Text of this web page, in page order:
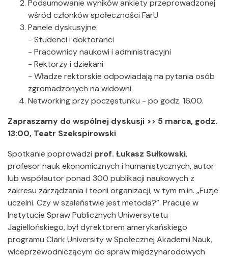
Podsumowanie wyników ankiety przeprowadzonej
wśród członków społeczności FarU
Panele dyskusyjne:
- Studenci i doktoranci
- Pracownicy naukowi i administracyjni
- Rektorzy i dziekani
- Władze rektorskie odpowiadają na pytania osób
zgromadzonych na widowni
Networking przy poczęstunku - po godz. 16.00.
Zapraszamy do wspólnej dyskusji >> 5 marca, godz.
13:00, Teatr Szekspirowski
Spotkanie poprowadzi prof. Łukasz Sułkowski,
profesor nauk ekonomicznych i humanistycznych, autor
lub współautor ponad 300 publikacji naukowych z
zakresu zarządzania i teorii organizacji, w tym m.in. „Fuzje
uczelni. Czy w szaleństwie jest metoda?”. Pracuje w
Instytucie Spraw Publicznych Uniwersytetu
Jagiellońskiego, był dyrektorem amerykańskiego
programu Clark University w Społecznej Akademii Nauk,
wiceprzewodniczącym do spraw międzynarodowych